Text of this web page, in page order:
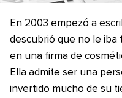
En 2003 empezó a
descubrió que no le iba
en una firma de
Ella admite ser una
invertido mucho de su